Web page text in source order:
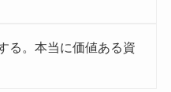
る。本当に価値ある資